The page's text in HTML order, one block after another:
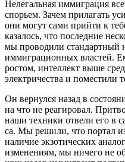
Неле­галь­ная имми­гра­ция
спо­рьем. Зачем при­ла­гать
они могут сами прий­ти к
каза­лось, что послед­ние
мы про­во­ди­ли стан­дарт­ный
имми­гра­ци­он­ных вла­стей.
ростом, интел­лект выше
элек­три­че­ства и поме­сти­ли
Он вер­нул­ся назад в
на что не реа­ги­ро­вал.
наши тех­ни­ки отве­ли его в
са. Мы реши­ли, что пор­тал
нали­чие экзо­ти­че­ских
изме­не­ни­ям, мы ниче­го не